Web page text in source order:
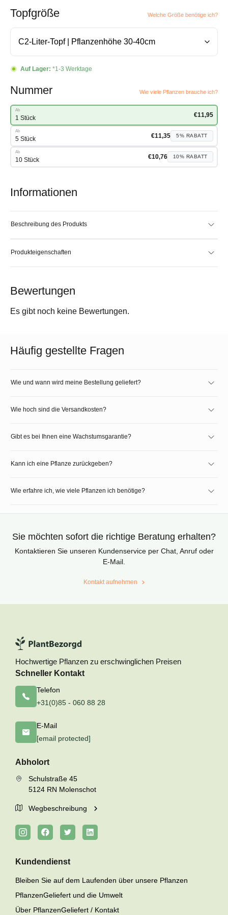
Topfgröße Welche Größe benötige ich?
Auf Lager: *1-3 Werktage
Nummer Wie viele Pflanzen brauche ich?
Ab
1 Stück €11,95
Ab
5 Stück €11,35 5% RABATT
Ab
10 Stück €10,76 10% RABATT
Informationen
Beschreibung des Produkts
Produkteigenschaften
Bewertungen
Es gibt noch keine Bewertungen.
Häufig gestellte Fragen
Wie und wann wird meine Bestellung geliefert?
Wie hoch sind die Versandkosten?
Gibt es bei Ihnen eine Wachstumsgarantie?
Kann ich eine Pflanze zurückgeben?
Wie erfahre ich, wie viele Pflanzen ich benötige?
Sie möchten sofort die richtige Beratung erhalten?
Kontaktieren Sie unseren Kundenservice per Chat, Anruf oder
E-Mail.
Kontakt aufnehmen
Hochwertige Pflanzen zu erschwinglichen Preisen
Schneller Kontakt
Telefon
+31(0)85 - 060 88 28
E-Mail
[email protected]
Abholort
Schulstraße 45
5124 RN Molenschot
Wegbeschreibung
Kundendienst
Bleiben Sie auf dem Laufenden über unsere Pflanzen
PflanzenGeliefert und die Umwelt
Über PflanzenGeliefert / Kontakt